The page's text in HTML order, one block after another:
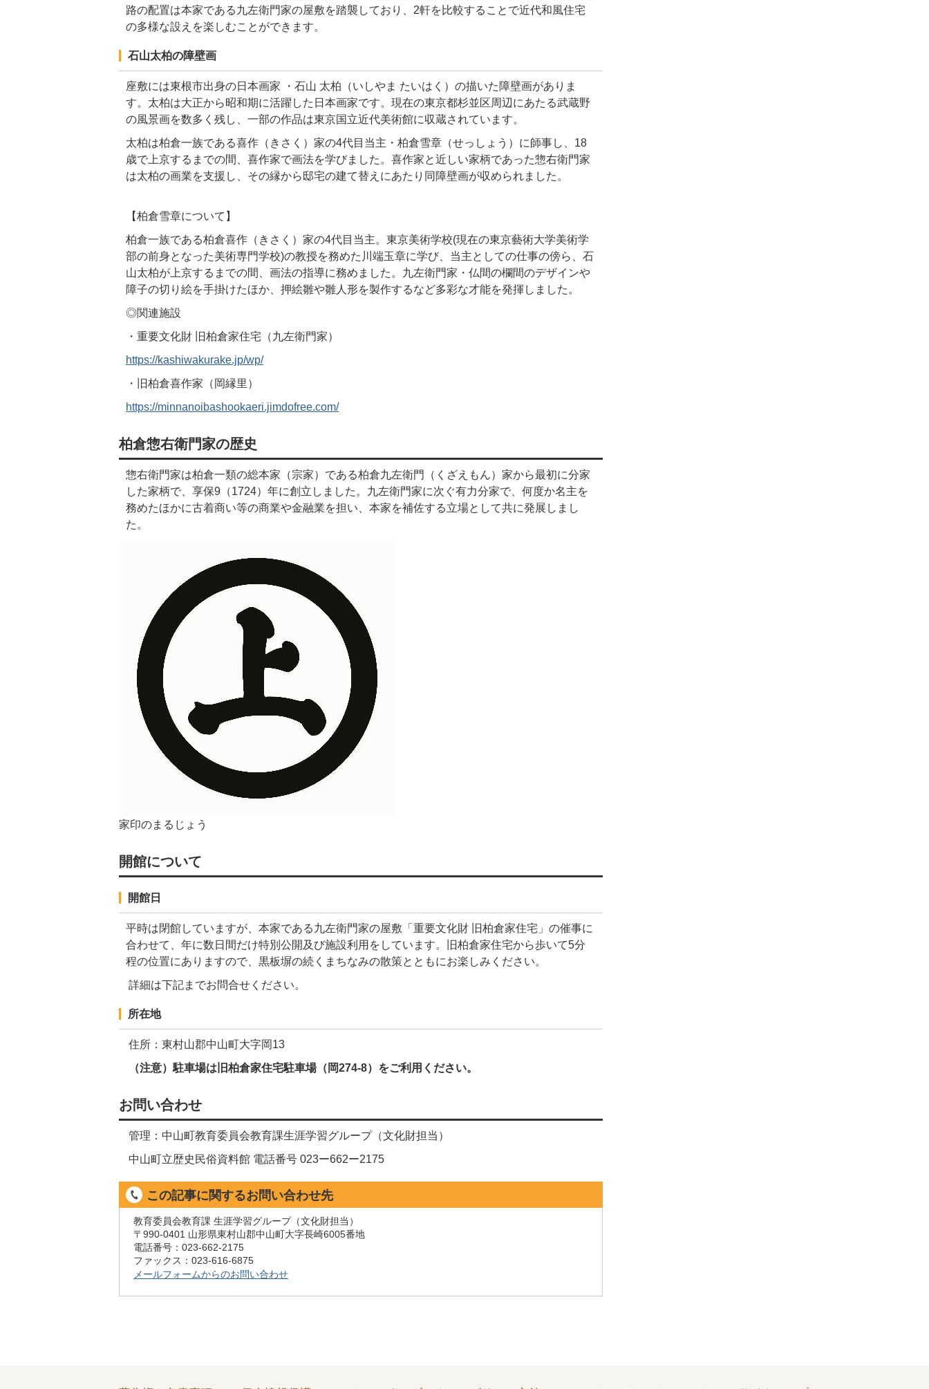
路の配置は本家である九左衛門家の屋敷を踏襲しており、2軒を比較することで近代和風住宅
の多様な設えを楽しむことができます。
石山太柏の障壁画
座敷には東根市出身の日本画家 ・石山 太柏（いしやま たいはく）の描いた障壁画がありま
す。太柏は大正から昭和期に活躍した日本画家です。現在の東京都杉並区周辺にあたる武蔵野
の風景画を数多く残し、一部の作品は東京国立近代美術館に収蔵されています。
太柏は柏倉一族である喜作（きさく）​​​​家の4代目当主・柏倉雪章（せっしょう）に師事し、18
歳で上京するまでの間、喜作家で画法を学びました。喜作家と近しい家柄であった惣右衛門家
は太柏の画業を支援し、その縁から邸宅の建て替えにあたり同障壁画が収められました。
【柏倉雪章について】
柏倉一族である柏倉喜作（きさく）家の4代目当主。東京美術学校(現在の東京藝術大学美術学
部の前身となった美術専門学校)の教授を務めた川端玉章に学び、当主としての仕事の傍ら、石
山太柏が上京するまでの間、画法の指導に務めました。九左衛門家・仏間の欄間のデザインや
障子の切り絵を手掛けたほか、押絵雛や雛人形を製作するなど多彩な才能を発揮しました。
◎関連施設
・重要文化財 旧柏倉家住宅（九左衛門家）
https://kashiwakurake.jp/wp/
・旧柏倉喜作家（岡縁里）
https://minnanoibashookaeri.jimdofree.com/
柏倉惣右衛門家の歴史
惣右衛門家は柏倉一類の総本家（宗家）である柏倉九左衛門（くざえもん）家から最初に分家
した家柄で、享保9（1724）年に創立しました。九左衛門家に次ぐ有力分家で、何度か名主を
務めたほかに古着商い等の商業や金融業を担い、本家を補佐する立場として共に発展しまし
た。
家印のまるじょう
開館について
開館日
平時は閉館していますが、本家である九左衛門家の屋敷「重要文化財 旧柏倉家住宅」の催事に
合わせて、年に数日間だけ特別公開及び施設利用をしています。旧柏倉家住宅から歩いて5分
程の位置にありますので、黒板塀の続くまちなみの散策とともにお楽しみください。
詳細は下記までお問合せください。
所在地
住所：東村山郡中山町大字岡13
（注意）駐車場は旧柏倉家住宅駐車場（岡274-8）をご利用ください。
お問い合わせ
管理：中山町教育委員会教育課生涯学習グループ（文化財担当）
中山町立歴史民俗資料館 電話番号 023ー662ー2175
この記事に関するお問い合わせ先
教育委員会教育課 生涯学習グループ（文化財担当）
〒990-0401 山形県東村山郡中山町大字長崎6005番地
電話番号：023-662-2175
ファックス：023-616-6875
メールフォームからのお問い合わせ